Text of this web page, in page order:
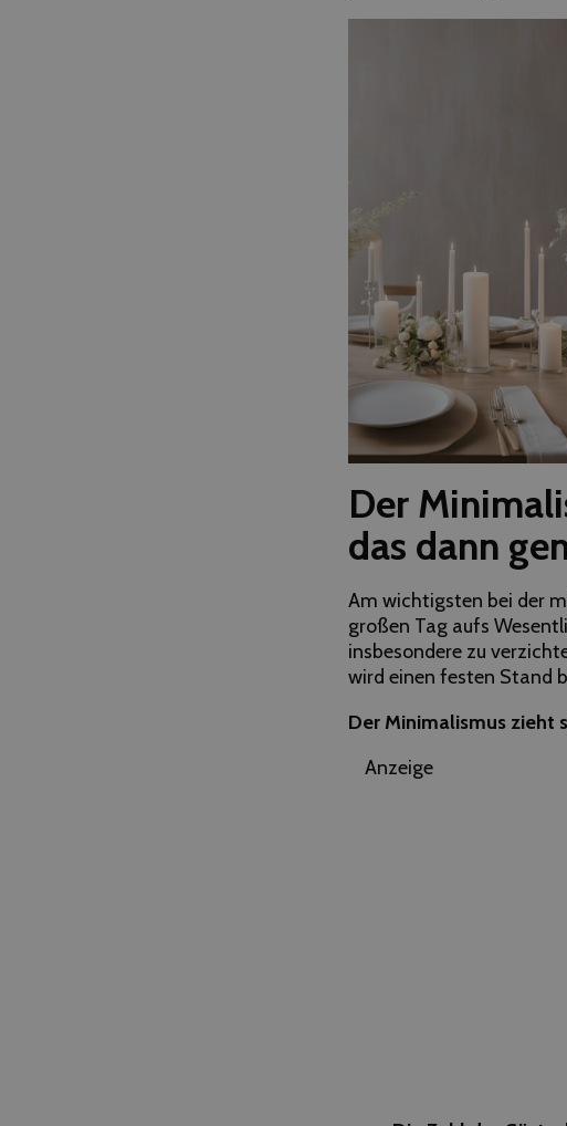
Der
das dann
Am wichtigsten bei der
großen Tag aufs
insbesondere zu
wird einen festen Stand
Der Minimalismus zieht
Anzeige